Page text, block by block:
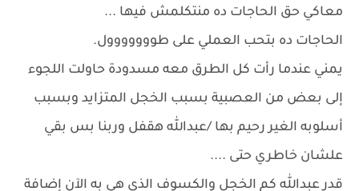
معاكي حق الحاجات ده منتكلمش فيها ...
الحاجات ده بتحب العملي على طووووووول.
يمني عندما رأت كل الطرق معه مسدودة حاولت اللجوء
إلى بعض من العصبية بسبب الخجل المتزايد وبسبب
أسلوبه الغير رحيم بها /عبدالله هقفل وربنا بس بقي
علشان خاطري حتى ....
قدر عبدالله كم الخجل والكسوف الذي هي به الآن إضافة